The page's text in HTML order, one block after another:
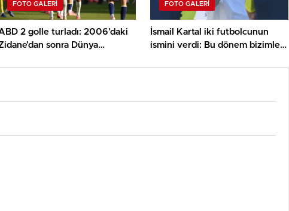
FOTO GALERI
2 golle turladı: 2006’daki
sonra Dünya
FOTO GALERI
İsmail Kartal iki futbolcunun
ismini verdi: Bu dönem bizimle